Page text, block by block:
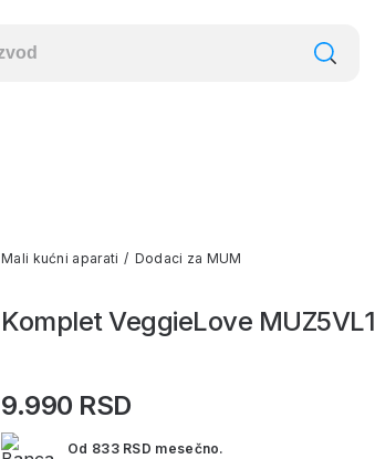
Mali kućni aparati / Dodaci za MUM
Komplet VeggieLove MUZ5VL1
9.990 RSD
Od 833 RSD mesečno.